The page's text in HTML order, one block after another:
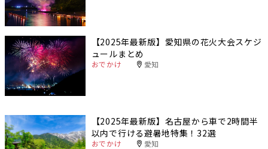
【2025年最新版】愛知県の花火大会スケジ
ュールまとめ
おでかけ 愛知
【2025年最新版】名古屋から車で2時間半
以内で行ける避暑地特集！32選
おでかけ 愛知